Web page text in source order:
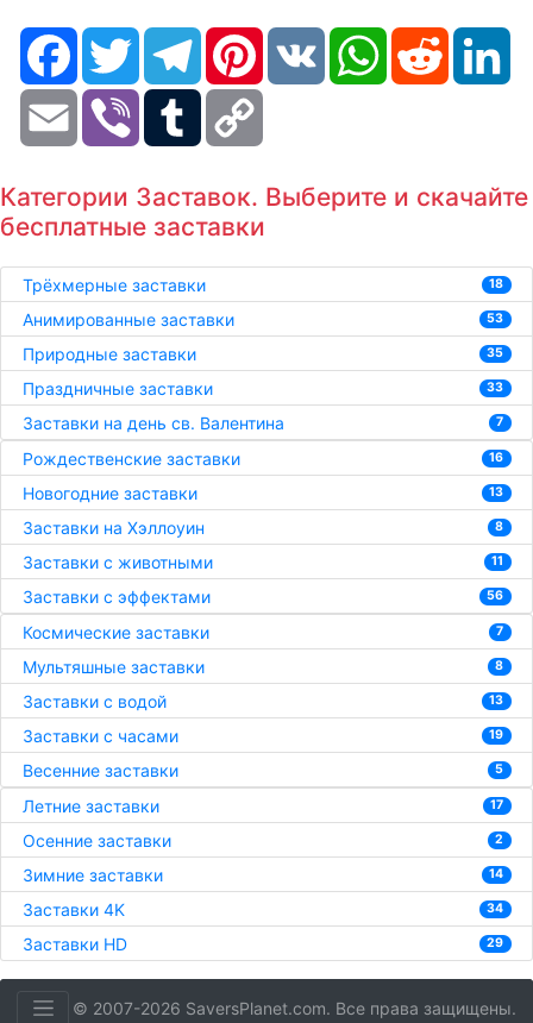
FacebookTwitter TelegramPinterestVK WhatsAppReddit
Email Viber Tumblr
Категории Заставок. Выберите и скачайте
бесплатные заставки
Трёхмерные заставки 18
Анимированные заставки 53
Природные заставки 35
Праздничные заставки 33
Заставки на день св. Валентина 7
Рождественские заставки 16
Новогодние заставки 13
Заставки на Хэллоуин 8
Заставки с животными 11
Заставки с эффектами 56
Космические заставки 7
Мультяшные заставки 8
Заставки с водой 13
Заставки с часами 19
Весенние заставки 5
Летние заставки 17
Осенние заставки 2
Зимние заставки 14
Заставки 4K 34
Заставки HD 29
© 2007-2026 SaversPlanet.com. Все права защищены.